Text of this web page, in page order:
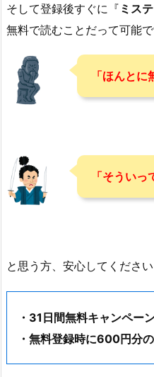
そして登録後すぐに『 ミス
無料で読むことだって可能で
「ほんと
「そういっ
と思う方、安心してくださ
・31日間無料キャンペー
・無料登録時に600円分